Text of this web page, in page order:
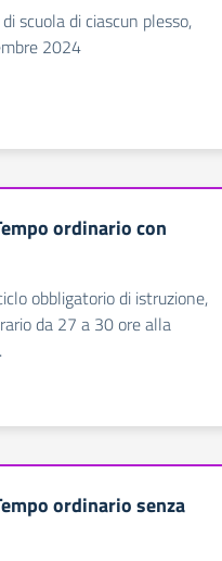
scuola di ciascun plesso,
2024
ordinario con
obbligatorio di istruzione,
da 27 a 30 ore alla
ordinario senza